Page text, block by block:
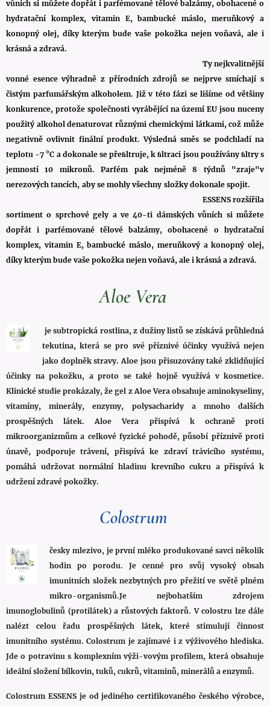
vůních si můžete dopřát i parfémované tělové balzámy, obohacené o
hydratační komplex, vitamin E, bambucké máslo, meruňkový a
konopný olej, díky kterým bude vaše pokožka nejen voňavá, ale i
krásná a zdravá.
Ty nejkvalitnější
vonné esence výhradně z přírodních zdrojů se nejprve smíchají s
čistým parfumářským alkoholem. Již v této fázi se lišíme od většiny
konkurence, protože společnosti vyrábějící na území EU jsou nuceny
použitý alkohol denaturovat různými chemickými látkami, což může
negativně ovlivnit finální produkt. Výsledná směs se podchladí na
teplotu -7 °C a dokonale se přeﬁltruje, k ﬁltraci jsou používány ﬁltry s
jemností 10 mikronů. Parfém pak nejméně 8 týdnů "zraje"v
nerezových tancích, aby se mohly všechny složky dokonale spojit.
ESSENS rozšířila
sortiment o sprchové gely a ve 40-ti dámských vůních si můžete
dopřát i parfémované tělové balzámy, obohacené o hydratační
komplex, vitamin E, bambucké máslo, meruňkový a konopný olej,
díky kterým bude vaše pokožka nejen voňavá, ale i krásná a zdravá.
Aloe Vera
je subtropická rostlina, z dužiny listů se získává průhledná
tekutina, která se pro své příznivé účinky využívá nejen
jako doplněk stravy. Aloe jsou přisuzovány také zklidňující
účinky na pokožku, a proto se také hojně využívá v kosmetice.
Klinické studie prokázaly, že gel z Aloe Vera obsahuje aminokyseliny,
vitamíny, minerály, enzymy, polysacharidy a mnoho dalších
prospěšných látek. Aloe Vera přispívá k ochraně proti
mikroorganizmům a celkové fyzické pohodě, působí příznivě proti
únavě, podporuje trávení, přispívá ke zdraví trávicího systému,
pomáhá udržovat normální hladinu krevního cukru a přispívá k
udržení zdravé pokožky.
Colostrum
česky mlezivo, je první mléko produkované savci několik
hodin po porodu. Je cenné pro svůj vysoký obsah
imunitních složek nezbytných pro přežití ve světě plném
mikro-organismů.Je nejbohatším zdrojem
imunoglobulinů (protilátek) a růstových faktorů. V colostru lze dále
nalézt celou řadu prospěšných látek, které stimulují činnost
imunitního systému. Colostrum je zajímavé i z výživového hlediska.
Jde o potravinu s komplexním výži-vovým profilem, která obsahuje
ideální složení bílkovin, tuků, cukrů, vitaminů, minerálů a enzymů.
Colostrum ESSENS je od jediného certifikovaného českého výrobce,